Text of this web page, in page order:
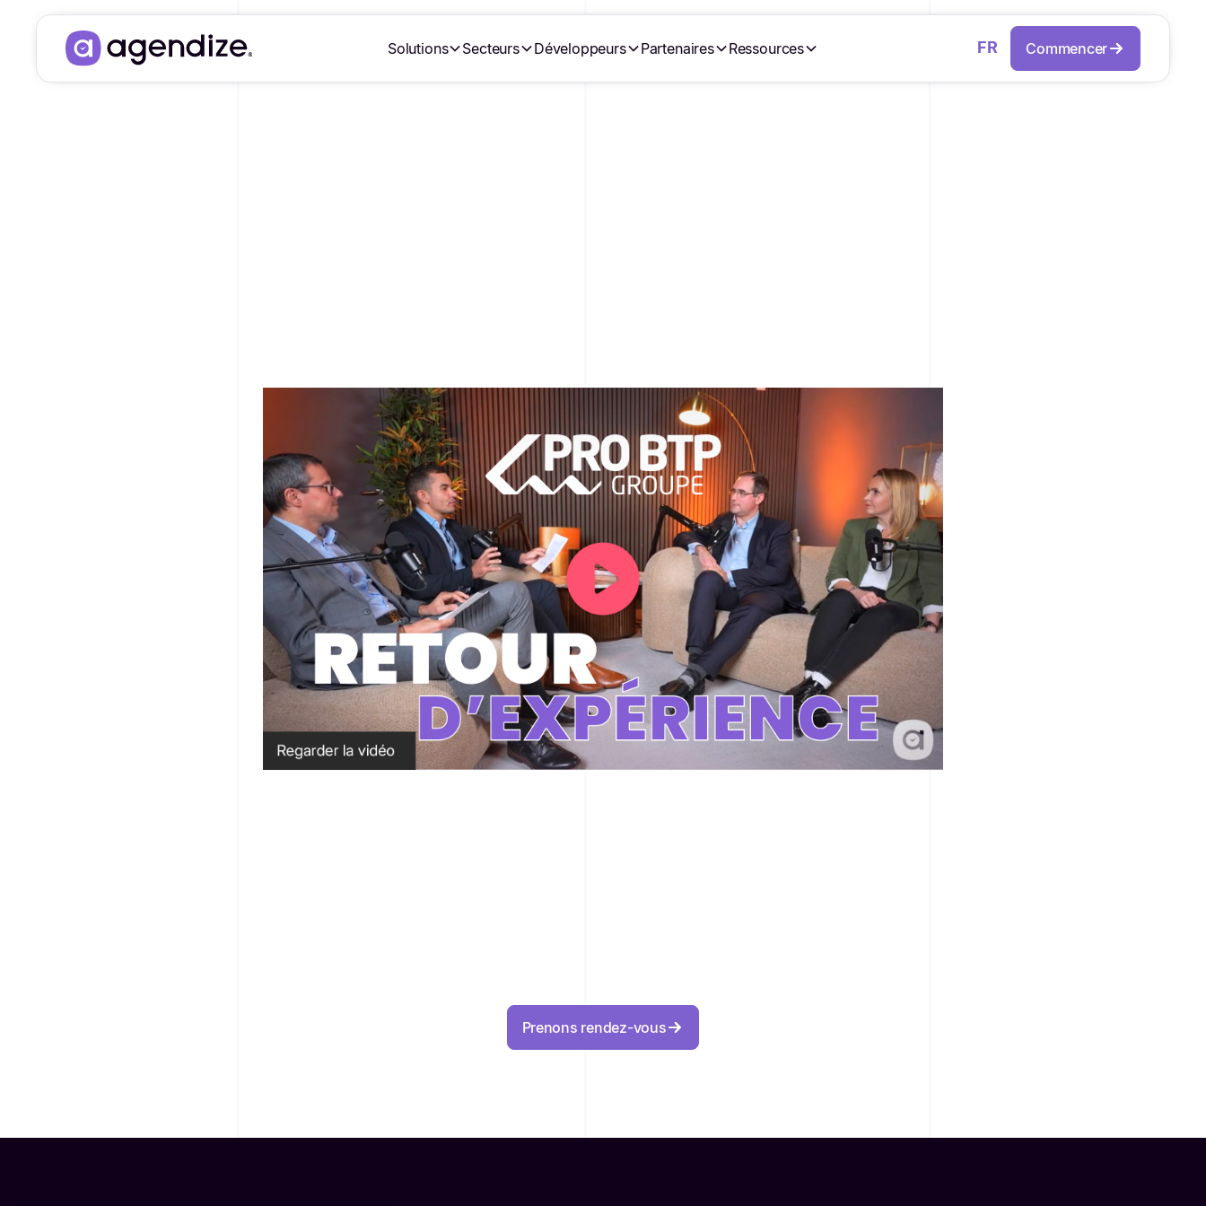
Solutions Secteurs Développeurs Partenaires Ressources FR Commencer
Prenons rendez-vous